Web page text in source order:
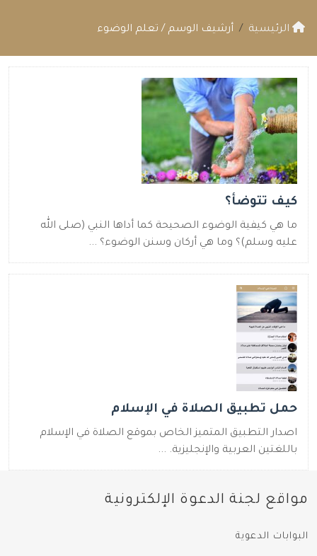
الرئيسية أرشيف الوسم / تعلم الوضوء
كيف تتوضأ؟
ما هي كيفية الوضوء الصحيحة كما أداها النبي (صلى الله
عليه وسلم)؟ وما هي أركان وسنن الوضوء؟ ...
حمل تطبيق الصلاة في الإسلام
اصدار التطبيق المتميز الخاص بموقع الصلاة في الإسلام
باللغتين العربية والإنجليزية. ...
مواقع لجنة الدعوة الإلكترونية
البوابات الدعوية